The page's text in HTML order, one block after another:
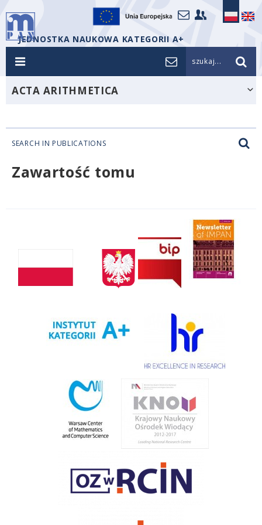
JEDNOSTKA NAUKOWA KATEGORII A+
szukaj...
ACTA ARITHMETICA
SEARCH IN PUBLICATIONS
Zawartość tomu